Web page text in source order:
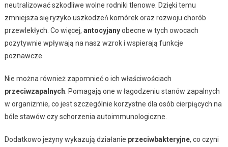
neutralizować szkodliwe wolne rodniki tlenowe. Dzięki temu
zmniejsza się ryzyko uszkodzeń komórek oraz rozwoju chorób
przewlekłych. Co więcej, antocyjanyobecne w tych owocach
pozytywnie wpływają na nasz wzrok i wspierają funkcje
poznawcze.
Nie można również zapomnieć o ich właściwościach
przeciwzapalnych . Pomagają one w łagodzeniu stanów zapalnych
w organizmie, co jest szczególnie korzystne dla osób cierpiących na
bóle stawów czy schorzenia autoimmunologiczne.
Dodatkowo jeżyny wykazują działanie przeciwbakteryjne, co czyni